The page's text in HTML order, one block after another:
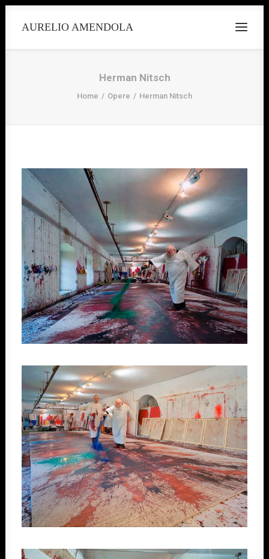
AURELIO AMENDOLA
Herman Nitsch
Home Opere Herman Nitsch